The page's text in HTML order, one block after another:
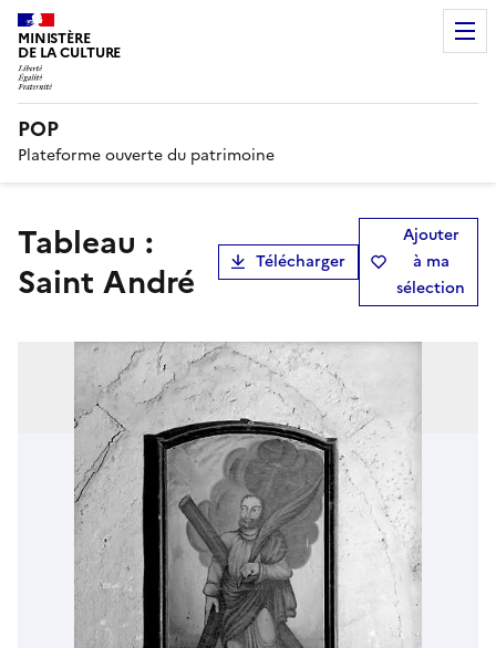
MINISTÈRE
DE LA CULTURE
POP
Plateforme ouverte du patrimoine
tableau :
Saint André
Télécharger
Ajouter
à ma
sélection